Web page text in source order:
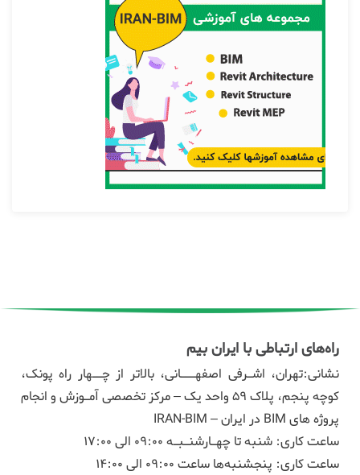
راه‌های ارتباطی با ایران بیم
نشانی:تهران، اشـرفی اصفهـــانی، بالاتر از چــهار راه پونک،
کوچه پنجم، پلاک ۵۹ واحد یک – مرکز تخصصی آمـوزش و انجام
پروژه های BIM در ایران – IRAN-BIM
ساعت کاری: شنبه تا چهـارشنـبـه 09:00 الی 17:00
ساعت کاری: پنجشنبه‌ها ساعت 09:00 الی 14:00